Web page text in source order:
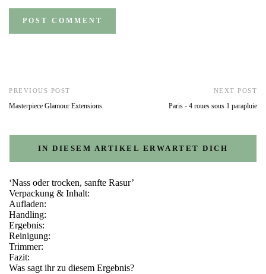
PREVIOUS POST
Masterpiece Glamour Extensions
NEXT POST
Paris - 4 roues sous 1 parapluie
IN DIESEM ARTIKEL ERWARTET DICH
‘Nass oder trocken, sanfte Rasur’
Verpackung & Inhalt:
Aufladen:
Handling:
Ergebnis:
Reinigung:
Trimmer:
Fazit:
Was sagt ihr zu diesem Ergebnis?